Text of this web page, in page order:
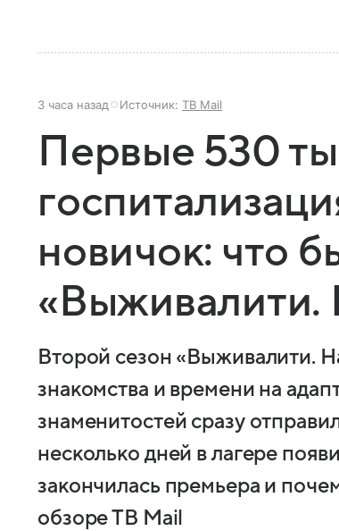
3 часа назад Источник: ТВ Mail
Первые 530
новичок: что
«Выживалити.
Второй сезон «Выживалити.
знакомства и времени на
знаменитостей сразу
несколько дней в лагере
закончилась премьера и
обзоре ТВ Mail